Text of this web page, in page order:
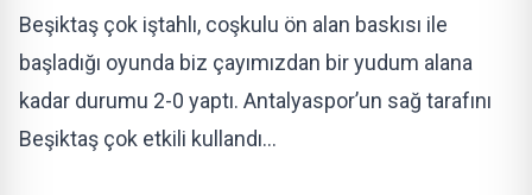
Beşiktaş çok iştahlı, coşkulu ön alan baskısı ile
başladığı oyunda biz çayımızdan bir yudum alana
kadar durumu 2-0 yaptı. Antalyaspor’un sağ tarafını
Beşiktaş çok etkili kullandı…